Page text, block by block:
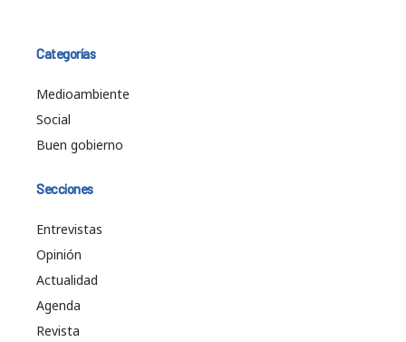
Categorías
Medioambiente
Social
Buen gobierno
Secciones
Entrevistas
Opinión
Actualidad
Agenda
Revista